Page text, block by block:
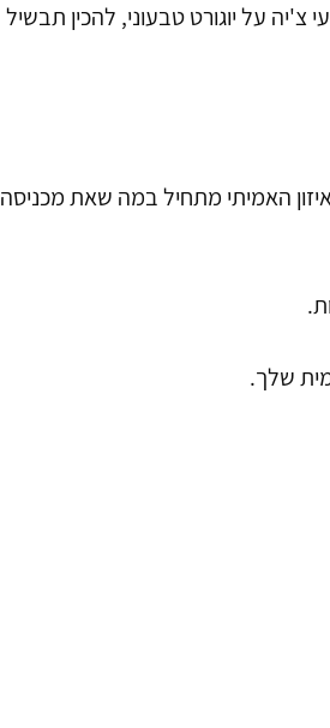
על יוגורט טבעוני, להכין תבשיל
האמיתי מתחיל במה שאת מכניסה